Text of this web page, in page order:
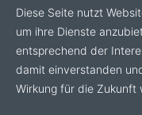
Diese Seite nutzt
um ihre Dienste
entsprechend der
damit einverstanden
Wirkung für die Zukunft